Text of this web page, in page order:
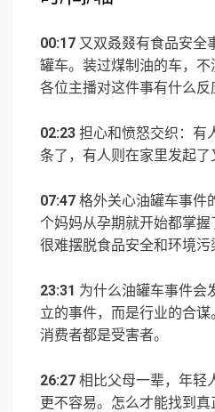
00:17 又双叒叕有食品安全
罐车。装过煤制油的车，不
各位主播对这件事有什么反
02:23 担心和愤怒交织：有
条了，有人则在家里发起了
07:47 格外关心油罐车事件
个妈妈从孕期就开始都掌
很难摆脱食品安全和环境污
23:31 为什么油罐车事件会
立的事件，而是行业的合
消费者都是受害者。
26:27 相比父母一辈，年轻
更不容易。怎么才能找到